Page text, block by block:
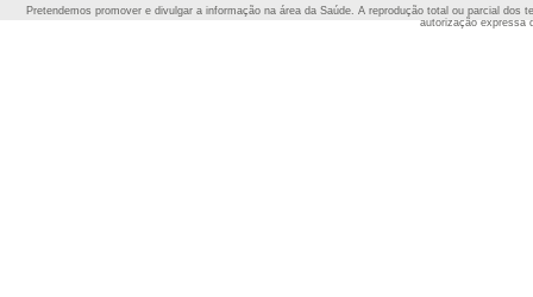
Pretendemos promover e divulgar a informação na área da Saúde. A reprodução total ou parcial
autorização expressa